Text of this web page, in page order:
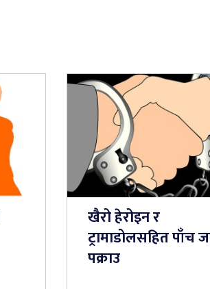
खैरो हेरोइन र
ट्रामाडोलसहित पाँच
पक्राउ